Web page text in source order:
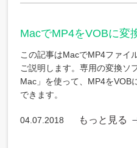
MacでMP4をVOBに変
この記事はMacでMP4ファイ
ご説明します。専用の変換ソ
Mac」を使って、MP4をVOB
できます。
04.07.2018 もっと見る